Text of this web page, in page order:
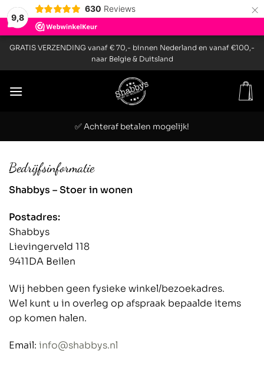
9,8
630 Reviews ×
Ga
inhoud
GRATIS VERZENDING vanaf € 70,- binnen Nederland en vanaf €100,-
naar Belgie & Duitsland
✅ Achteraf betalen mogelijk!
Bedrijfsinformatie
Shabbys – Stoer in wonen
Postadres:
Shabbys
Lievingerveld 118
9411DA Beilen
Wij hebben geen fysieke winkel/bezoekadres.
Wel kunt u in overleg op afspraak bepaalde items
op komen halen.
Email: info@shabbys.nl